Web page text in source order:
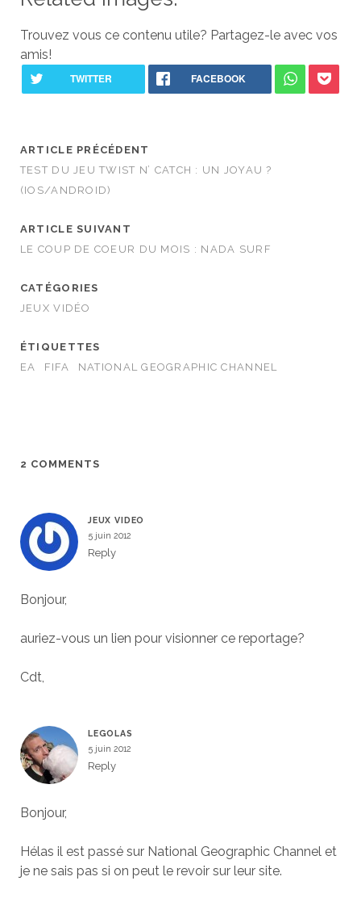
Trouvez vous ce contenu utile? Partagez-le avec vos
amis!
ARTICLE PRÉCÉDENT
TEST DU JEU TWIST N’ CATCH : UN JOYAU ?
(IOS/ANDROID)
ARTICLE SUIVANT
LE COUP DE COEUR DU MOIS : NADA SURF
CATÉGORIES
JEUX VIDÉO
ÉTIQUETTES
EA
FIFA NATIONAL GEOGRAPHIC CHANNEL
2 COMMENTS
JEUX VIDEO
5 juin 2012
Reply
Bonjour,
auriez-vous un lien pour visionner ce reportage?
Cdt,
LEGOLAS
5 juin 2012
Reply
Bonjour,
Hélas il est passé sur National Geographic Channel et
je ne sais pas si on peut le revoir sur leur site.